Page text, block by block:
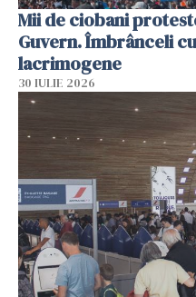
Mii de ciobani
Guvern. Îmbrânceli
lacrimogene
30 IULIE 2026